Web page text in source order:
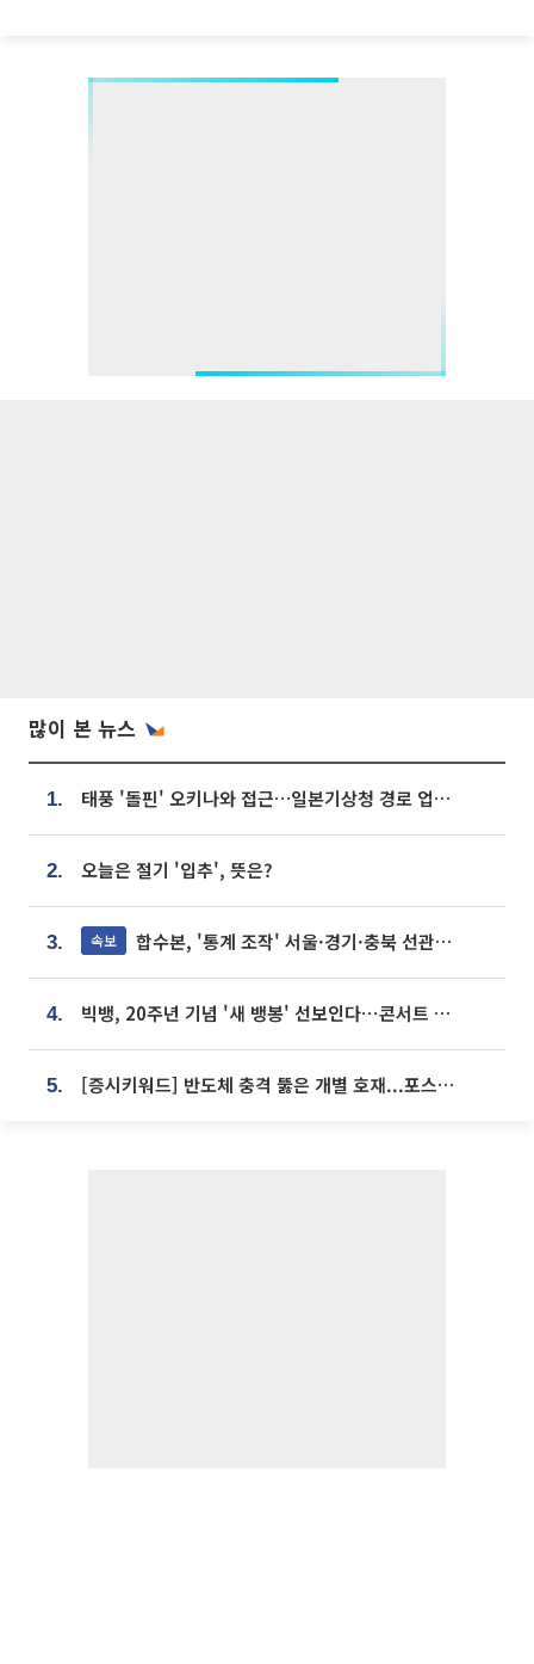
많이 본 뉴스
1. 태풍 '돌핀' 오키나와 접근…일본기상청 경로 업데이트
2. 오늘은 절기 '입추', 뜻은?
3. 속보 합수본, '통계 조작' 서울·경기·충북 선관위 등 추가 압수수색
4. 빅뱅, 20주년 기념 '새 뱅봉' 선보인다⋯콘서트 앞두고 팝업 개최
5. [증시키워드] 반도체 충격 뚫은 개별 호재...포스코퓨처엠·에코프로·한화솔루션 '눈길'